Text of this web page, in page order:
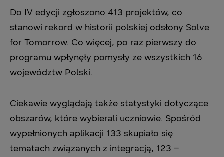
Do IV edycji zgłoszono 413 projektów, co
stanowi rekord w historii polskiej odsłony Solve
for ‎Tomorrow. Co więcej, po raz pierwszy do
programu wpłynęły pomysły ze wszystkich 16
‎województw Polski. ‎
Ciekawie wyglądają także statystyki dotyczące
obszarów, które wybierali uczniowie. ‎Spośród
wypełnionych aplikacji 133 skupiało się
tematach związanych z integracją, 123 –